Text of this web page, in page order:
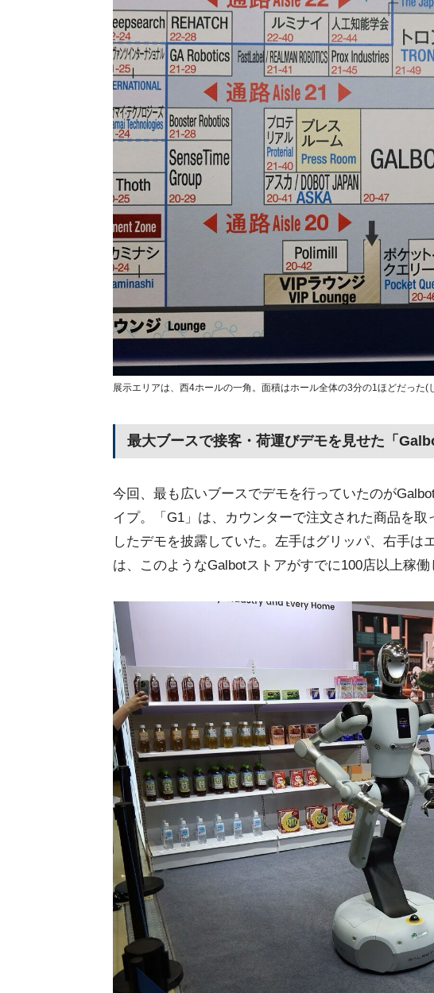
展示エリアは、西4ホールの一角。面積はホール全体の3分の1ほどだった(
最大ブースで接客・荷運びデモを見せた「
今回、最も広いブースでデモを行っていたのが
イプ。「G1」は、カウンターで注文された商品を
したデモを披露していた。左手はグリッパ、右手は
は、このようなGalbotストアがすでに100店以上稼働